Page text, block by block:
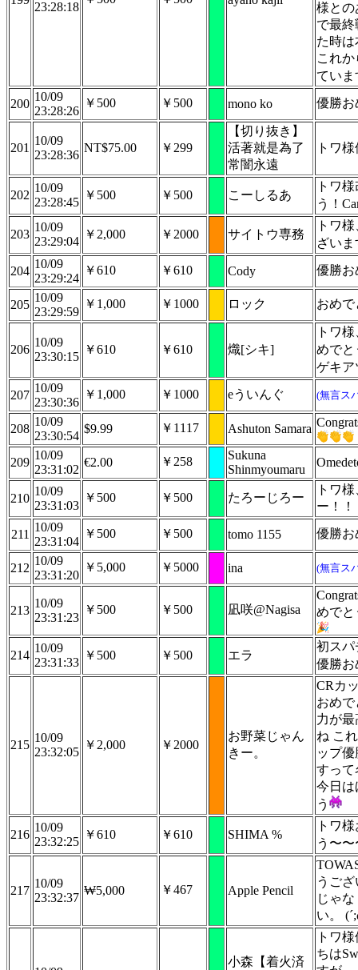
23:28:18
様との
で最
た時
これ
ていま
200
10/09
23:28:26
￥500 ￥500 mono ko 優勝お
201
10/09
23:28:36
NT$75.00 ￥299
【切り抜き】
活著就是為了
常闇永遠
トワ
202
10/09
23:28:45
￥500 ￥500 こーしるあ
トワ
う！
203
10/09
23:29:04
￥2,000 ￥2000 サイトウ専務
トワ
ざいま
204
10/09
23:29:24
￥610 ￥610 Cody 優勝お
205
10/09
23:29:59
￥1,000 ￥1000 ロック おめ
206
10/09
23:30:15
￥610 ￥610 熾[シキ]
トワ
めでと
ゲキア
207
10/09
23:30:36
￥1,000 ￥1000 eういんぐ (無言ス
208
10/09
23:30:54
$9.99 ￥1117 Ashuton Samara
209
10/09
23:31:02
€2.00 ￥258
Sukuna
Shinmyoumaru
210
10/09
23:31:03
￥500 ￥500 たろーじろー
トワ
ー！
211
10/09
23:31:04
￥500 ￥500 tomo 1155 優勝お
212
10/09
23:31:20
￥5,000 ￥5000 ina (無言ス
213
10/09
23:31:23
￥500 ￥500 凪咲@Nagisa
めでと
214
10/09
23:31:33
￥500 ￥500 エラ
初ス
優勝お
215
10/09
23:32:05
￥2,000 ￥2000
お野菜じゃん
きー。
CRカ
おめ
力が
ね こ
ップ
すって
今日は
う
216
10/09
23:32:25
￥610 ￥610 SHIMA %
トワ
う〜
217
10/09
23:32:37
₩5,000 ￥467 Apple Pencil
うご
じゃ
い。
小森【着火済
トワ
ちは